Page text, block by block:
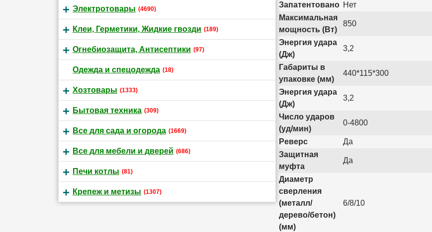
Электротовары (4690)
Клеи, Герметики, Жидкие гвозди (189)
Огнебиозащита, Антисептики (97)
Одежда и спецодежда (18)
Хозтовары (1333)
Бытовая техника (309)
Все для сада и огорода (1669)
Все для мебели и дверей (686)
Печи котлы (81)
Крепеж и метизы (1307)
Запатентовано Нет
Максимальная
мощность (Вт)
850
Энергия удара
(Дж)
3,2
Габариты в
упаковке (мм)
440*115*300
Энергия удара
(Дж)
3,2
Число ударов
(уд/мин)
0-4800
Реверс
Да
Защитная
муфта
Да
Диаметр
сверления
(металл/
дерево/бетон)
(мм)
6/8/10